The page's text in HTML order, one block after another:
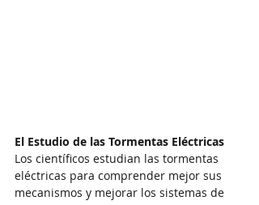
El Estudio de las Tormentas Eléctricas
Los científicos estudian las tormentas
eléctricas para comprender mejor sus
mecanismos y mejorar los sistemas de